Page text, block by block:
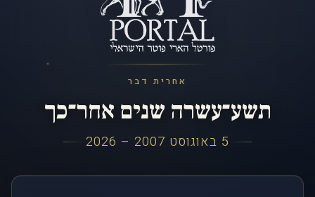
אחרית דבר
תשע־עשרה שנים אחר־כך
5 באוגוסט 2007 – 2026